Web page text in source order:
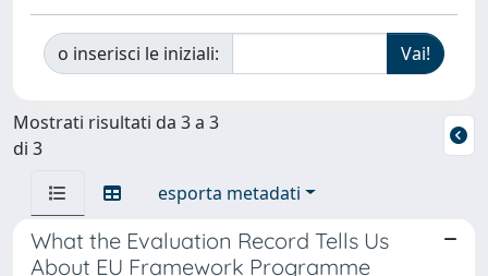
o inserisci le iniziali:
Mostrati risultati da 3 a 3
di 3
esporta metadati
What the Evaluation Record Tells Us
About EU Framework Programme